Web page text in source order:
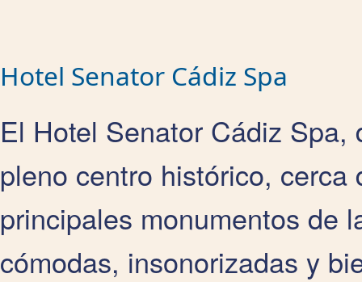
Hotel Senator Cádiz Spa
El Hotel Senator Cádiz
pleno centro histórico,
principales monumentos de
cómodas, insonorizadas y